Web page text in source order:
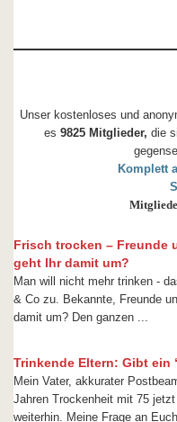
Unser kostenloses und
es 9825 Mitglieder, die
Komplett
Frisch trocken – Freunde
geht Ihr damit um?
Man will nicht mehr trinken -
& Co zu. Bekannte, Freunde
damit um? Den ganzen ...
Trinkende Eltern: Gibt ein
Mein Vater, akkurater
Jahren Trockenheit mit 75
weiterhin. Meine Frage an